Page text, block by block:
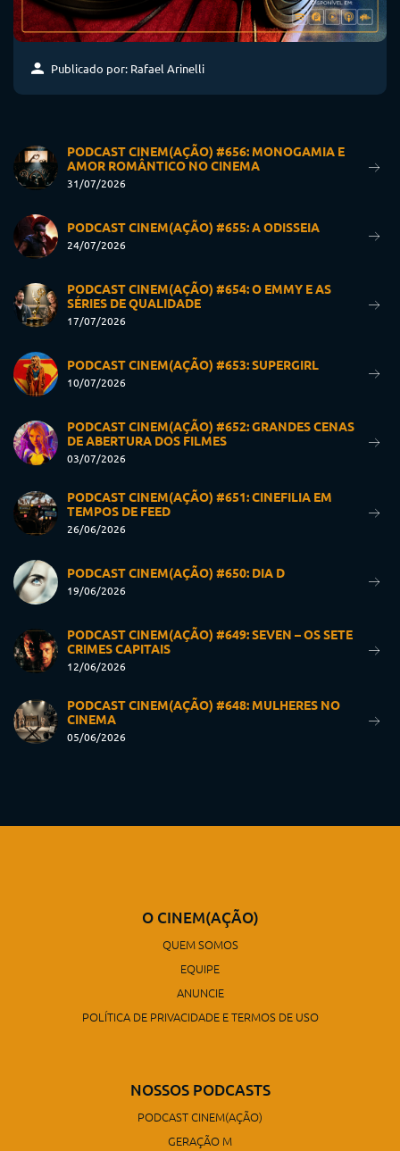
Publicado por: Rafael Arinelli
PODCAST CINEM(AÇÃO) #656: MONOGAMIA E
AMOR ROMÂNTICO NO CINEMA
31/07/2026
PODCAST CINEM(AÇÃO) #655: A ODISSEIA
24/07/2026
PODCAST CINEM(AÇÃO) #654: O EMMY E AS
SÉRIES DE QUALIDADE
17/07/2026
PODCAST CINEM(AÇÃO) #653: SUPERGIRL
10/07/2026
PODCAST CINEM(AÇÃO) #652: GRANDES CENAS
DE ABERTURA DOS FILMES
03/07/2026
PODCAST CINEM(AÇÃO) #651: CINEFILIA EM
TEMPOS DE FEED
26/06/2026
PODCAST CINEM(AÇÃO) #650: DIA D
19/06/2026
PODCAST CINEM(AÇÃO) #649: SEVEN – OS SETE
CRIMES CAPITAIS
12/06/2026
PODCAST CINEM(AÇÃO) #648: MULHERES NO
CINEMA
05/06/2026
O CINEM(AÇÃO)
QUEM SOMOS
EQUIPE
ANUNCIE
POLÍTICA DE PRIVACIDADE E TERMOS DE USO
NOSSOS PODCASTS
PODCAST CINEM(AÇÃO)
GERAÇÃO M